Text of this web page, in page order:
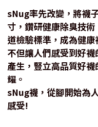
sNug率先改變，將襪
寸，鑽研健康除臭技
道檢驗標準，成為健康
不但讓人們感受到好
產生，豎立高品質好
耀。
sNug襪，從腳開始為
感受!